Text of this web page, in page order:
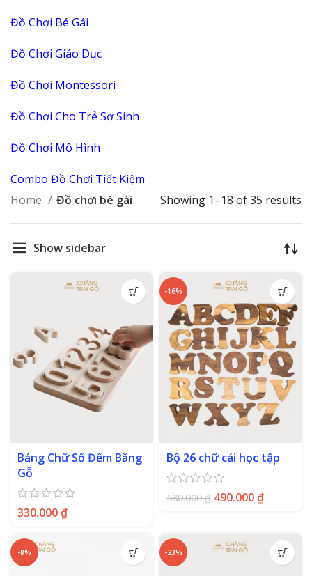
Đồ Chơi Bé Gái
Đồ Chơi Giáo Dục
Đồ Chơi Montessori
Đồ Chơi Cho Trẻ Sơ Sinh
Đồ Chơi Mô Hình
Combo Đồ Chơi Tiết Kiệm
Home
Đồ chơi bé gái Showing 1–18 of 35 results
Show sidebar
Bảng Chữ Số Đếm Bằng
Gỗ
330.000₫
-16%
Bộ 26 chữ cái học tập
580.000₫ 490.000₫
-8% -23%